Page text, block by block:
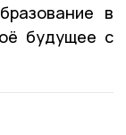
в
будущее с